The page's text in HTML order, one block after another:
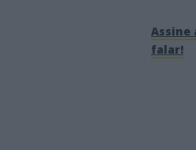
Assine
falar!